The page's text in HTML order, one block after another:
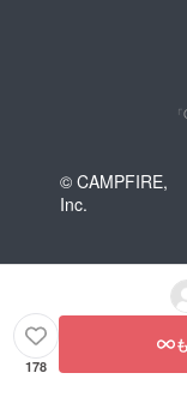
© CAMPFIRE,
Inc.
178